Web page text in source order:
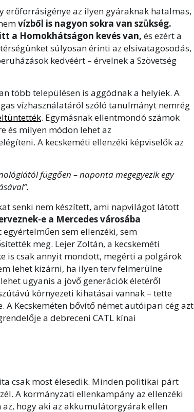
erőforrásigénye az ilyen gyáraknak hatalmas,
vízből is nagyon sokra van szükség.
a Homokhátságon kevés van, és ezért a
súlyosan érinti az elsivatagosodás,
kedvéért – érvelnek a Szövetség
több településen is aggódnak a helyiek. A
vízhasználatáról szóló tanulmányt nemrég
. Egymásnak ellentmondó számok
és milyen módon lehet az
A kecskeméti ellenzéki képviselők az
függően – naponta megegyezik egy
senki nem készített, ami napvilágot látott
e a Mercedes városába
egyértelműen sem ellenzéki, sem
meg. Lejer Zoltán, a kecskeméti
is csak annyit mondott, megérti a polgárok
lehet kizárni, ha ilyen terv felmerülne
ugyanis a jövő generációk életéről
környezeti kihatásai vannak – tette
A Kecskeméten bővítő német autóipari cég azt
a debreceni CATL kínai
csak most élesedik. Minden politikai párt
A kormányzati ellenkampány az ellenzéki
hogy aki az akkumulátorgyárak ellen